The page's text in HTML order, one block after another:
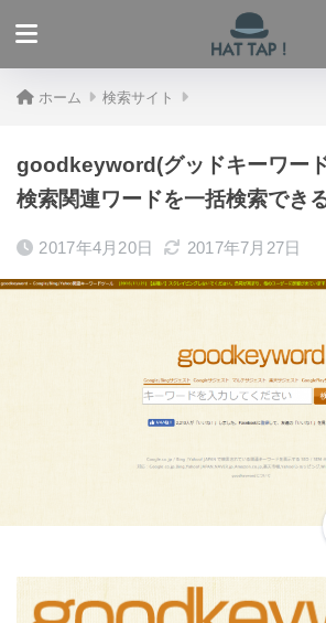
ホーム 検索サイト
goodkeyword(グッドキーワー
検索関連ワードを一括検索でき
2017年4月20日 2017年7月27日